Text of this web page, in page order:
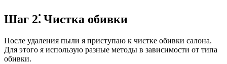
Шаг 2⁚ Чистка обивки
После удаления пыли я приступаю к чистке обивки салона.
Для этого я использую разные методы в зависимости от типа
обивки.